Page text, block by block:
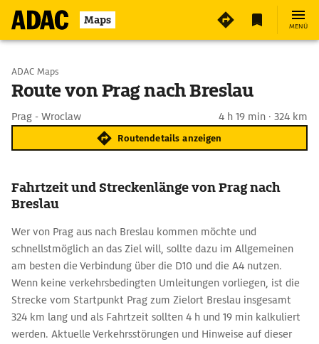
Maps MENÜ
Start wählen
ADAC Maps
Route von Prag nach Breslau
Prag - Wroclaw 4 h 19 min · 324 km
Routendetails anzeigen
Fahrtzeit und Streckenlänge von Prag nach
Breslau
Wer von Prag aus nach Breslau kommen möchte und
schnellstmöglich an das Ziel will, sollte dazu im Allgemeinen
am besten die Verbindung über die D10 und die A4 nutzen.
Wenn keine verkehrsbedingten Umleitungen vorliegen, ist die
Strecke vom Startpunkt Prag zum Zielort Breslau insgesamt
324 km lang und als Fahrtzeit sollten 4 h und 19 min kalkuliert
werden. Aktuelle Verkehrsstörungen und Hinweise auf dieser